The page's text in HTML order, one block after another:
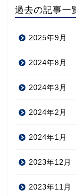
過去の記事一
2025年9月
2024年8月
2024年3月
2024年2月
2024年1月
2023年12月
2023年11月